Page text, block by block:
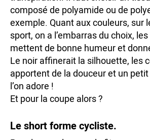
composé de polyamide ou de
exemple. Quant aux couleurs, sur
sport, on a l’embarras du choix,
mettent de bonne humeur et
Le noir affinerait la silhouette, les
apportent de la douceur et un
l’on adore !
Et pour la coupe alors ?
Le short forme cycliste.